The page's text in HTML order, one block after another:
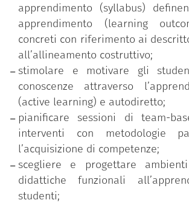
Progettazione della didattica;
Costruzione di un syllabus
Metodologie e approcci di
Team based learning;
Micro-teaching e feedback tra
Tecnologie e ambienti per la
Valutazione didattica;
Assessment of/for learning;
Prove oggettive e rubriche di
apprendimento (syllabus)
apprendimento (learning
concreti con riferimento ai
all’allineamento costruttivo;
stimolare e motivare gli
conoscenze attraverso
(active learning) e autodiretto;
pianificare sessioni di team-
interventi con metodologie
l’acquisizione di competenze;
scegliere e progettare
didattiche funzionali
studenti;